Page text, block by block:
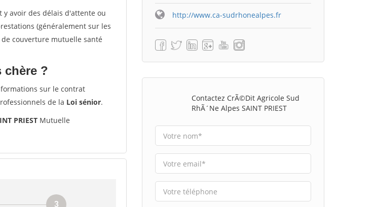
y avoir des délais d'attente ou
(généralement sur les
couverture mutuelle santé
chère ?
sur le contrat
de la Loi sénior.
PRIEST Mutuelle
http://www.ca-sudrhonealpes.fr
Contactez CrÃ©dit Agricole Sud
RhÃ´ne Alpes SAINT PRIEST